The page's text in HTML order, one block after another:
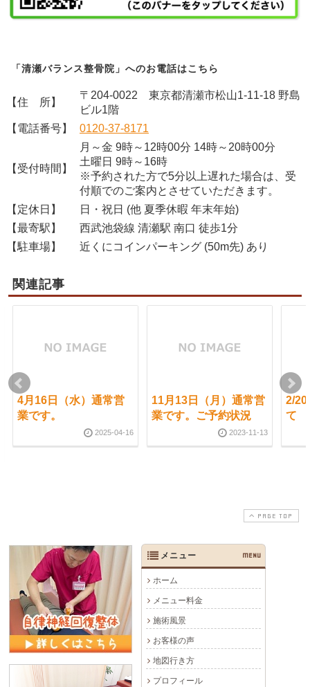
「清瀬バランス整骨院」へのお電話はこちら
【住 所】
〒204-0022 東京都清瀬市松山1-11-18 野島
ビル1階
【電話番号】
0120-37-8171
【受付時間】
月～金 9時～12時00分 14時～20時00分
土曜日 9時～16時
※予約された方で5分以上遅れた場合は、受
付順でのご案内とさせていただきます。
【定休日】
日・祝日 (他 夏季休暇 年末年始)
【最寄駅】
西武池袋線 清瀬駅 南口 徒歩1分
【駐車場】
近くにコインパーキング (50m先) あり
関連記事
4月16日（水）通常営
業です。
2025-04-16
11月13日（月）通常営
業です。ご予約状況
2023-11-13
2/
て
PAGE TOP
メニュー MENU
ホーム
メニュー料金
施術風景
お客様の声
地図行き方
プロフィール